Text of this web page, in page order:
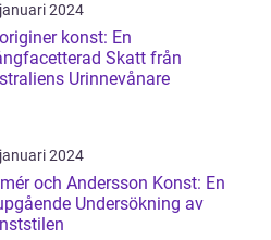
2024
konst: En
Skatt från
Urinnevånare
2024
och Andersson Konst: En
Undersökning av